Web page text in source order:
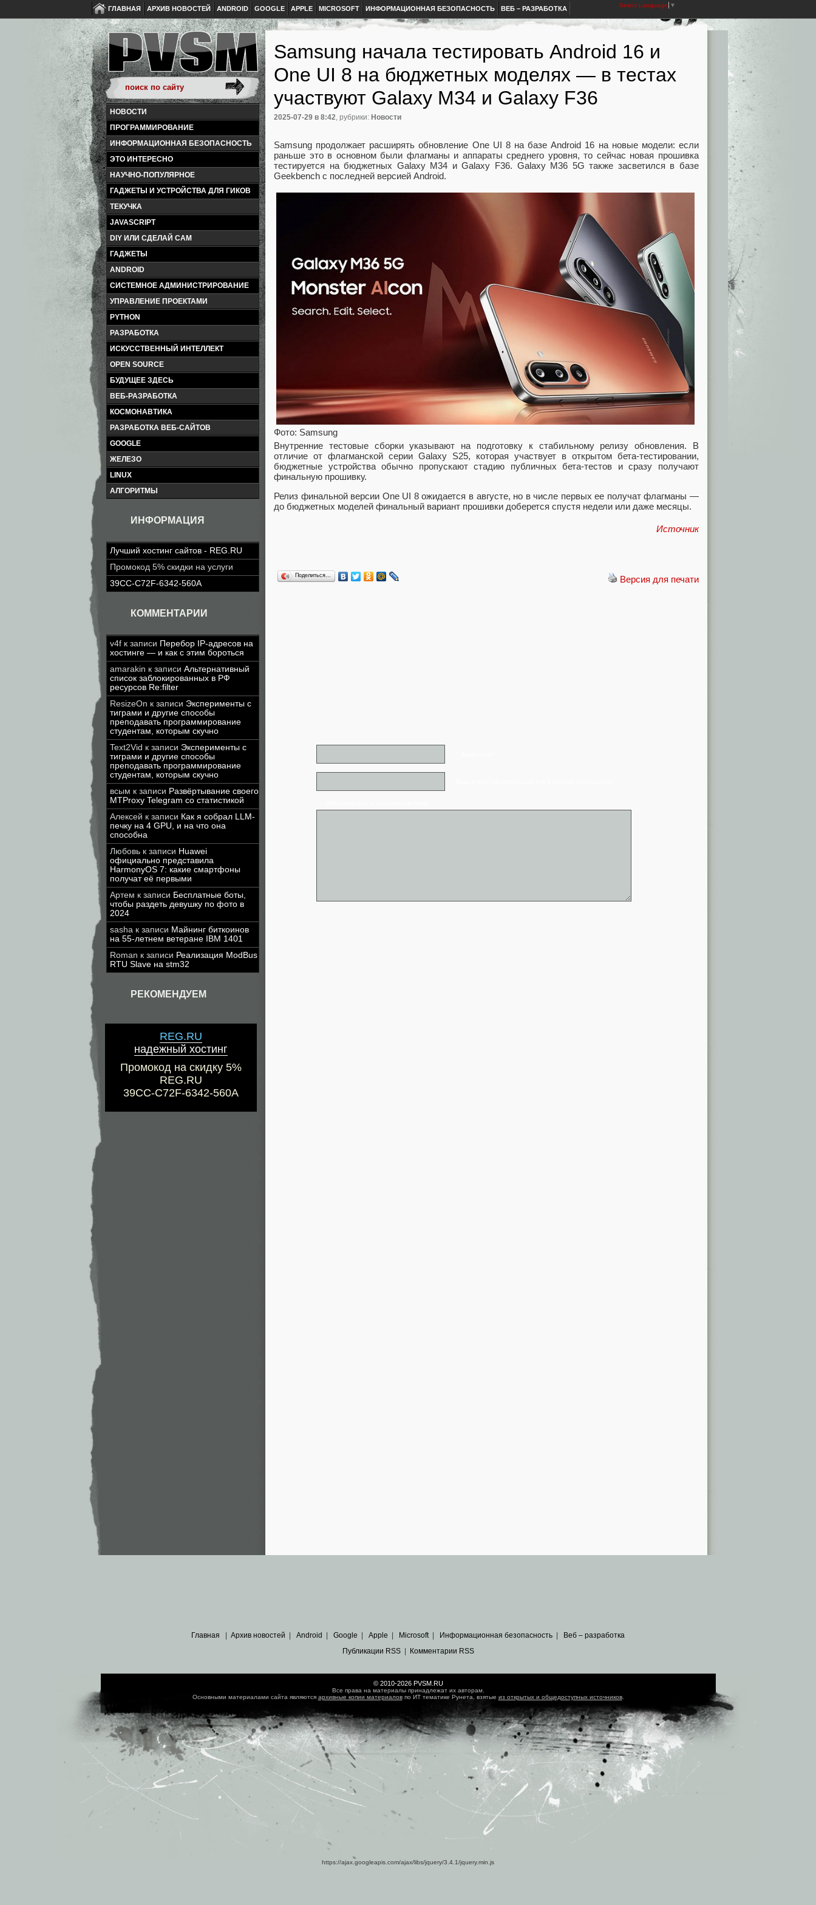
ГЛАВНАЯ АРХИВ НОВОСТЕЙ ANDROID GOOGLE APPLE MICROSOFT ИНФОРМАЦИОННАЯ БЕЗОПАСНОСТЬ ВЕБ – РАЗРАБОТКА Select Language ▼
НОВОСТИ
ПРОГРАММИРОВАНИЕ
ИНФОРМАЦИОННАЯ БЕЗОПАСНОСТЬ
ЭТО ИНТЕРЕСНО
НАУЧНО-ПОПУЛЯРНОЕ
ГАДЖЕТЫ И УСТРОЙСТВА ДЛЯ ГИКОВ
ТЕКУЧКА
JAVASCRIPT
DIY ИЛИ СДЕЛАЙ САМ
ГАДЖЕТЫ
ANDROID
СИСТЕМНОЕ АДМИНИСТРИРОВАНИЕ
УПРАВЛЕНИЕ ПРОЕКТАМИ
PYTHON
РАЗРАБОТКА
ИСКУССТВЕННЫЙ ИНТЕЛЛЕКТ
OPEN SOURCE
БУДУЩЕЕ ЗДЕСЬ
ВЕБ-РАЗРАБОТКА
КОСМОНАВТИКА
РАЗРАБОТКА ВЕБ-САЙТОВ
GOOGLE
ЖЕЛЕЗО
LINUX
АЛГОРИТМЫ
ИНФОРМАЦИЯ
Лучший хостинг сайтов - REG.RU
Промокод 5% скидки на услуги
39CC-C72F-6342-560A
КОММЕНТАРИИ
v4f к записи Перебор IP-адресов на
хостинге — и как с этим бороться
amarakin к записи Альтернативный
список заблокированных в РФ
ресурсов Re:filter
ResizeOn к записи Эксперименты с
тиграми и другие способы
преподавать программирование
студентам, которым скучно
Text2Vid к записи Эксперименты с
тиграми и другие способы
преподавать программирование
студентам, которым скучно
всым к записи Развёртывание своего
MTProxy Telegram со статистикой
Алексей к записи Как я собрал LLM-
печку на 4 GPU, и на что она
способна
Любовь к записи Huawei
официально представила
HarmonyOS 7: какие смартфоны
получат её первыми
Артем к записи Бесплатные боты,
чтобы раздеть девушку по фото в
2024
sasha к записи Майнинг биткоинов
на 55-летнем ветеране IBM 1401
Roman к записи Реализация ModBus
RTU Slave на stm32
РЕКОМЕНДУЕМ
REG.RU
надежный хостинг
Промокод на скидку 5%
REG.RU
39CC-C72F-6342-560A
Samsung начала тестировать Android 16 и
One UI 8 на бюджетных моделях — в тестах
участвуют Galaxy M34 и Galaxy F36
2025-07-29 в 8:42, рубрики: Новости
Samsung продолжает расширять обновление One UI 8 на базе Android 16 на новые модели: если
раньше это в основном были флагманы и аппараты среднего уровня, то сейчас новая прошивка
тестируется на бюджетных Galaxy M34 и Galaxy F36. Galaxy M36 5G также засветился в базе
Geekbench с последней версией Android.
Фото: Samsung
Внутренние тестовые сборки указывают на подготовку к стабильному релизу обновления. В
отличие от флагманской серии Galaxy S25, которая участвует в открытом бета-тестировании,
бюджетные устройства обычно пропускают стадию публичных бета-тестов и сразу получают
финальную прошивку.
Релиз финальной версии One UI 8 ожидается в августе, но в числе первых ее получат флагманы —
до бюджетных моделей финальный вариант прошивки доберется спустя недели или даже месяцы.
Источник
Версия для печати
Поделиться…
Главная Архив новостей Android Google Apple Microsoft| Информационная безопасность
Веб – разработка
Публикации RSS| Комментарии RSS
© 2010-2026 PVSM.RU
Все права на материалы принадлежат их авторам.
Основными материалами сайта являются архивные копии материаловпо ИТ тематике Рунета, взятые из открытых и общедоступных источников.
https://ajax.googleapis.com/ajax/libs/jquery/3.4.1/jquery.min.js